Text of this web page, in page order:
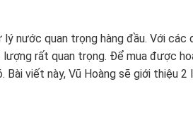
nước quan trọng hàng đầu. Với các
rất quan trọng. Để mua được
viết này, Vũ Hoàng sẽ giới thiệu 2